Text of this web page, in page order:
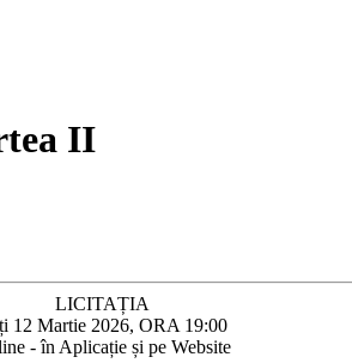
II
LICITAȚIA
12 Martie 2026, ORA 19:00
- în Aplicație și pe Website